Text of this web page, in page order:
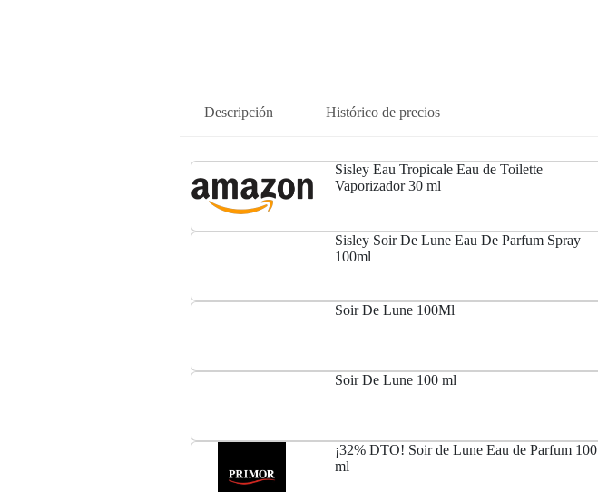
Descripción Histórico de precios
Sisley Eau Tropicale Eau de Toilette
Vaporizador 30 ml
Sisley Soir De Lune Eau De Parfum Spray
100ml
Soir De Lune 100Ml
Soir De Lune 100 ml
¡32% DTO! Soir de Lune Eau de Parfum 100
ml